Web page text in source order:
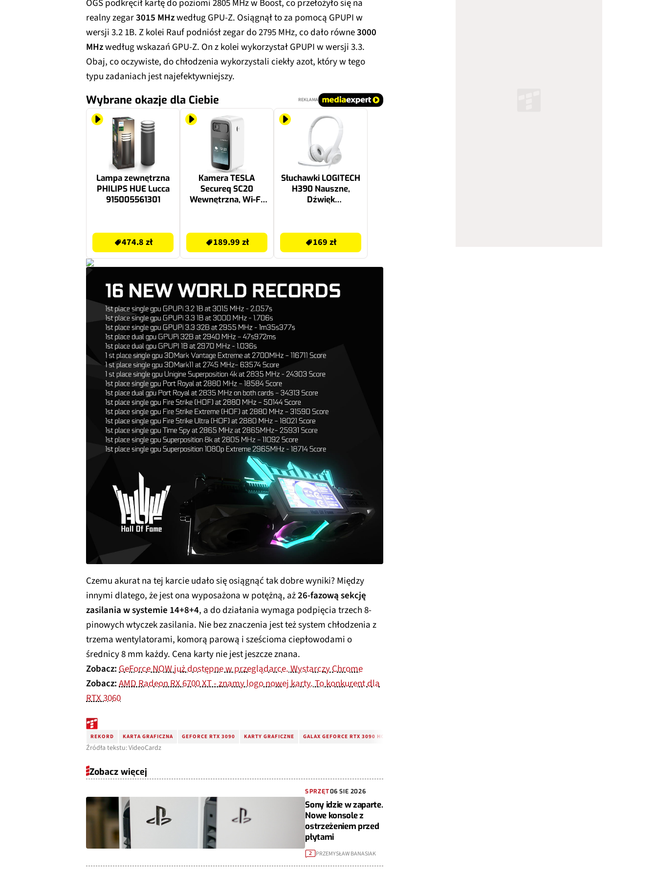
OGS podkręcił kartę do poziomi 2805 MHz w Boost, co przełożyło się na
realny zegar3015 MHzwedług GPU-Z. Osiągnął to za pomocą GPUPI w
wersji 3.2 1B. Z kolei Rauf podniósł zegar do 2795 MHz, co dało równe3000
MHzwedług wskazań GPU-Z. On z kolei wykorzystał GPUPI w wersji 3.3.
Obaj, co oczywiste, do chłodzenia wykorzystali ciekły azot, który w tego
typu zadaniach jest najefektywniejszy.
Wybrane okazje dla Ciebie REKLAMA
Lampa zewnętrzna
PHILIPS HUE Lucca
915005561301
474.8 zł
Kamera TESLA
Secureq SC20
Wewnętrzna, Wi-Fi,
189.99 zł
Słuchawki LOGITECH
H390 Nauszne,
Dźwięk
169 zł
Czemu akurat na tej karcie udało się osiągnąć tak dobre wyniki? Między
innymi dlatego, że jest ona wyposażona w potężną, aż26-fazową sekcję
zasilania w systemie 14+8+4, a do działania wymaga podpięcia trzech 8-
pinowych wtyczek zasilania. Nie bez znaczenia jest też system chłodzenia z
trzema wentylatorami, komorą parową i sześcioma ciepłowodami o
średnicy 8 mm każdy. Cena karty nie jest jeszcze znana.
Zobacz:GeForce NOW już dostępne w przeglądarce. Wystarczy Chrome
Zobacz:AMD Radeon RX 6700 XT - znamy logo nowej karty. To konkurent dla
RTX 3060
REKORD KARTA GRAFICZNA GEFORCE RTX 3090 KARTY GRAFICZNE GALAX GEFORCE RTX 3090 HOF
Źródła tekstu: VideoCardz
Zobacz więcej
SPRZĘT06 SIE 2026
Sony idzie w zaparte.
Nowe konsole z
ostrzeżeniem przed
płytami
2 PRZEMYSŁAW BANASIAK